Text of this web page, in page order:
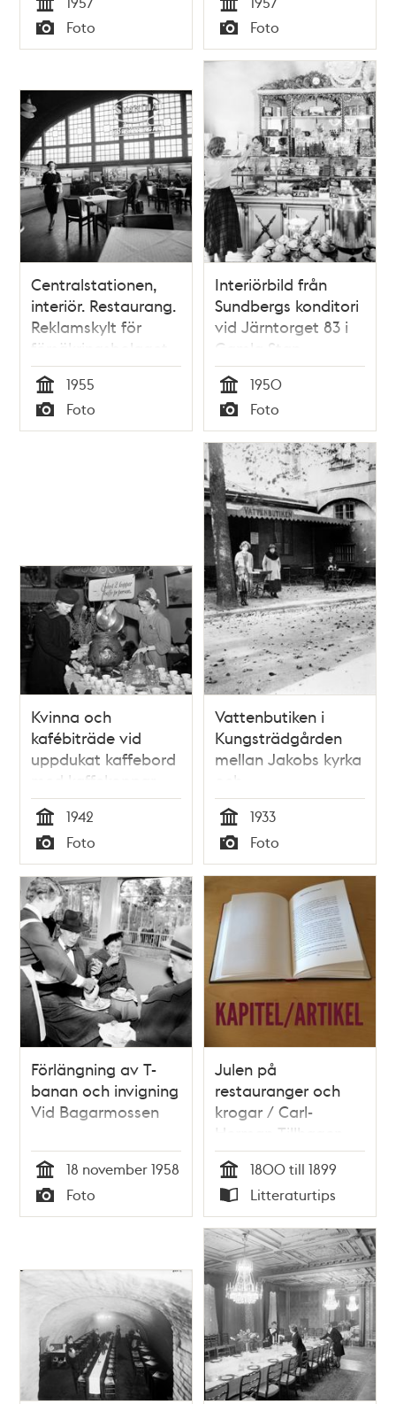
Tid
Typ
Foto Tid
Typ
Foto
Centralstationen,
interiör. Restaurang.
Reklamskylt för
försäkringsbolaget
Skandia
Tid
1955
Typ
Foto
Interiörbild från
Sundbergs konditori
vid Järntorget 83 i
Gamla Stan
Tid
1950
Typ
Foto
Kvinna och
kafébiträde vid
uppdukat kaffebord
med kaffekoppar
och kaffesamovar.
Tid
1942
Typ
Foto
Vattenbutiken i
Kungsträdgården
mellan Jakobs kyrka
och
Lantmäteribacken.
Tid
1933
Typ
Foto
Förlängning av T-
banan och invigning
Vid Bagarmossen
Tid
18 november 1958
Typ
Foto
Julen på
restauranger och
krogar / Carl-
Herman Tillhagen
Tid
1800 till 1899
Typ
Litteraturtips